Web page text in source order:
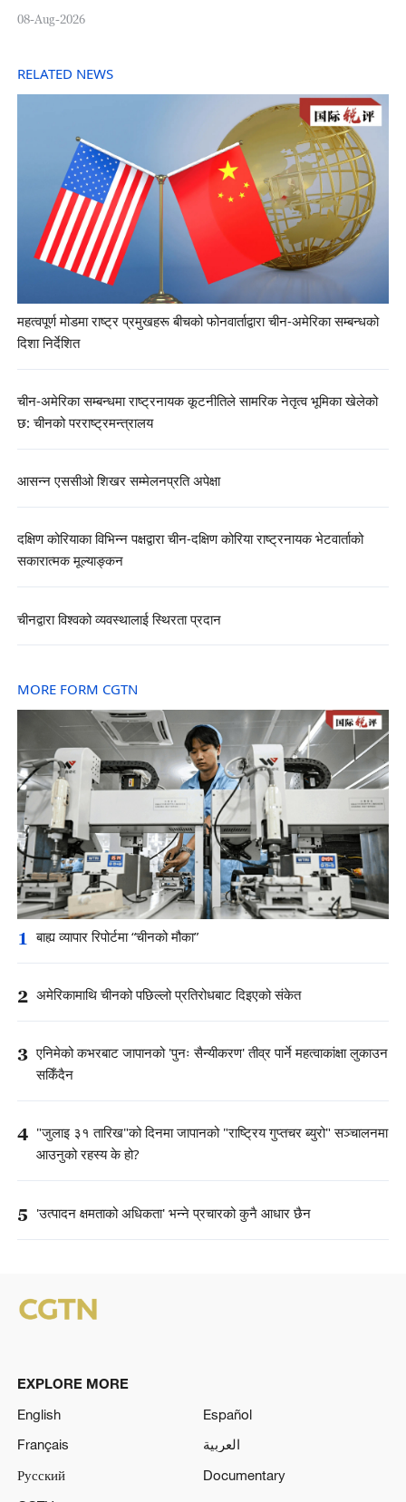
08-Aug-2026
RELATED NEWS
महत्वपूर्ण मोडमा राष्ट्र प्रमुखहरू बीचको फोनवार्ताद्वारा चीन-अमेरिका सम्बन्धको
दिशा निर्देशित
चीन-अमेरिका सम्बन्धमा राष्ट्रनायक कूटनीतिले सामरिक नेतृत्व भूमिका खेलेको
छ: चीनको परराष्ट्रमन्त्रालय
आसन्न एससीओ शिखर सम्मेलनप्रति अपेक्षा
दक्षिण कोरियाका विभिन्न पक्षद्वारा चीन-दक्षिण कोरिया राष्ट्रनायक भेटवार्ताको
सकारात्मक मूल्याङ्कन
चीनद्वारा विश्वको व्यवस्थालाई स्थिरता प्रदान
MORE FORM CGTN
1 बाह्य व्यापार रिपोर्टमा “चीनको मौका”
2 अमेरिकामाथि चीनको पछिल्लो प्रतिरोधबाट दिइएको संकेत
3 एनिमेको कभरबाट जापानको 'पुनः सैन्यीकरण' तीव्र पार्ने महत्वाकांक्षा लुकाउन
सकिँदैन
4 "जुलाइ ३१ तारिख"को दिनमा जापानको "राष्ट्रिय गुप्तचर ब्युरो" सञ्चालनमा
आउनुको रहस्य के हो?
5 'उत्पादन क्षमताको अधिकता' भन्ने प्रचारको कुनै आधार छैन
EXPLORE MORE
English
Español
Français
العربية
Русский
Documentary